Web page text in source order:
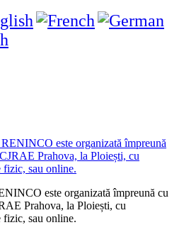
este organizată împreună cu
Prahova, la Ploiești, cu
fizic, sau online.